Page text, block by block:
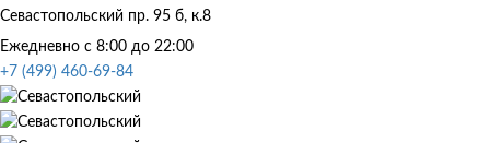
Севастопольский пр. 95 б, к.8
Ежедневно с 8:00 до 22:00
+7 (499) 460-69-84